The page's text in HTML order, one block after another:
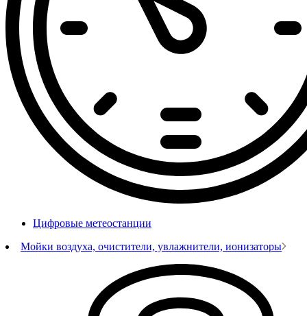
Цифровые метеостанции
Мойки воздуха, очистители, увлажнители, ионизаторы